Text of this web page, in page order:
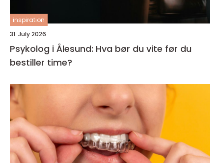
inspiration
31. July 2026
Psykolog i Ålesund: Hva bør du vite før du
bestiller time?